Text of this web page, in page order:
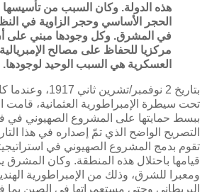
هذه الدولة. وكان السبب من تأسيسها
الحجر الأساسي وحجر الزاوية في
في المشرق. وكل وجودها مبني على
مركزيا للحفاظ على مصالح
العسكرية هي السبب الوحيد لوجودها.
بتاريخ 2 نوفمبر/
تحت سيطرة الإمبراطورية العثمانية، قامت
ببسط حمايتها على المشروع الصهيوني
التصريح الواضح الذي تمّ إصداره في هذا
تقوم بدمج المشروع الصهيوني في
قيامها باحتلال هذه المنطقة. وكان المشرق
ومعبرا للشرق، وذلك من الإمبراطورية
البريطاني وحتى مستعمراتها في الصين بما